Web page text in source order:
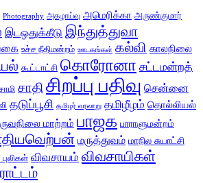
Photography அகழாய்வு அமெரிக்கா அருண்குமார்
இடஒதுக்கீடு இந்துத்துவா
உச்ச நீதிமன்றம் ஊடகங்கள் கல்வி காலநிலை
கூட்டாட்சி கொரோனா சட்டமன்றத்
சாதிசிறப்பு பதிவு சென்னை
தடுப்பூசி தமிழர் வரலாறு தமிழீழம் தொல்லியல்
மாற்றம் பாஜக பாராளுமன்றம்
மருத்துவம் மாநில சுயாட்சி
விவசாயம் விவசாயிகள்